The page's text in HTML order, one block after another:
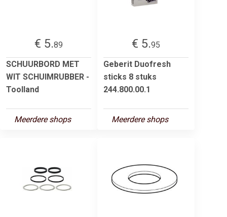
€ 5.89
SCHUURBORD MET
WIT SCHUIMRUBBER -
Toolland
Meerdere shops
€ 5.95
Geberit Duofresh
sticks 8 stuks
244.800.00.1
Meerdere shops